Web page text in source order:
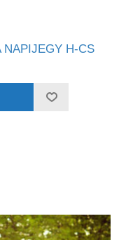
NAPIJEGY H-CS